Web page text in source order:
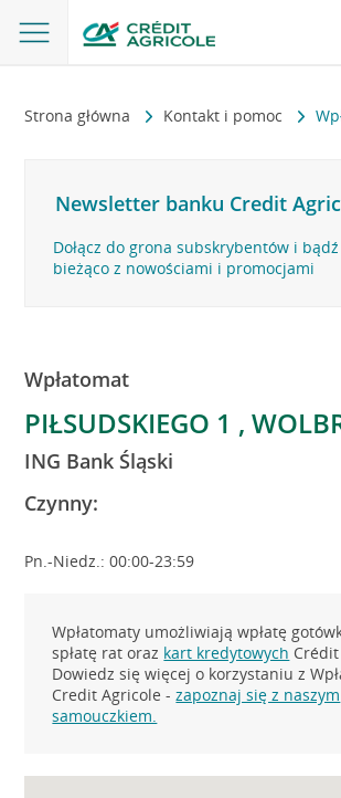
Strona główna Kontakt i pomoc
Newsletter banku Credit
Dołącz do grona subskrybentów i
bieżąco z nowościami i promocjami
Wpłatomat
PIŁSUDSKIEGO 1 ,
ING Bank Śląski
Czynny:
Pn.-Niedz.: 00:00-23:59
Wpłatomaty umożliwiają wpłatę
spłatę rat oraz kart kredytowych
Dowiedz się więcej o korzystaniu z
Credit Agricole -zapoznaj się z naszym
samouczkiem.